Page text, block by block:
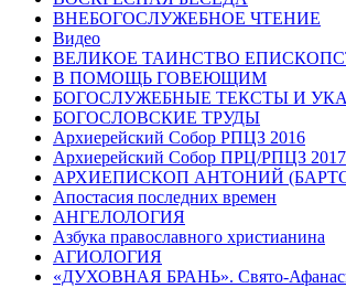
ВНЕБОГОСЛУЖЕБНОЕ ЧТЕНИЕ
Видео
ВЕЛИКОЕ ТАИНСТВО
В ПОМОЩЬ ГОВЕЮЩИМ
БОГОСЛУЖЕБНЫЕ ТЕКСТЫ И
БОГОСЛОВСКИЕ ТРУДЫ
Архиерейский Собор РПЦЗ 2016
Архиерейский Собор ПРЦ/РПЦЗ 2017
АРХИЕПИСКОП АНТОНИЙ
Апостасия последних времен
АНГЕЛОЛОГИЯ
Азбука православного христианина
АГИОЛОГИЯ
«ДУХОВНАЯ БРАНЬ». Свято-